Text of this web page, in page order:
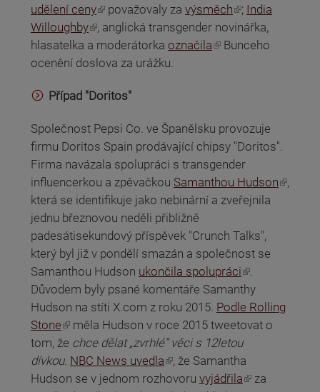
udělení ceny
(odkaz je externí) považovaly za výsměch
(odkaz je externí) ; India
Willoughby
(odkaz je externí)
, anglická transgender novinářka,
hlasatelka a moderátorka označila
(odkaz je externí)
Bunceho
ocenění doslova za urážku.
Případ "Doritos"
Společnost Pepsi Co. ve Španělsku provozuje
firmu Doritos Spain prodávající chipsy "Doritos".
Firma navázala spolupráci s transgender
influencerkou a zpěvačkou Samanthou Hudson
(odkaz je externí)
,
která se identifikuje jako nebinární a zveřejnila
jednu březnovou neděli přibližně
padesátisekundový příspěvek "Crunch Talks",
který byl již v pondělí smazán a společnost se
Samanthou Hudson ukončila spolupráci
(odkaz je externí)
Důvodem byly psané komentáře Samanthy
Hudson na stíti X.com z roku 2015. Podle Rolling
Stone
(odkaz je externí)měla Hudson v roce 2015 tweetovat o
tom, že chce dělat „zvrhlé“ věci s 12letou
dívkou. NBC News uvedla
(odkaz je externí)
, že Samantha
Hudson se v jednom rozhovoru vyjádřila
(odkaz je externí)
za